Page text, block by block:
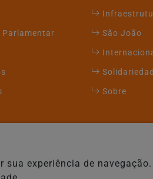
São João
Sobre
experiência de